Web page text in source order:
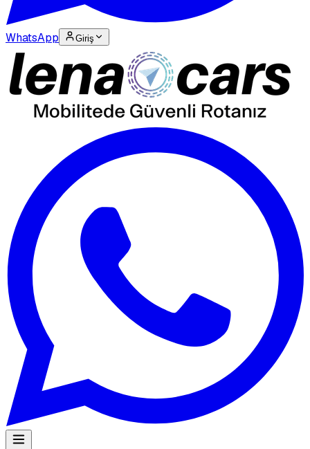
WhatsApp Giriş